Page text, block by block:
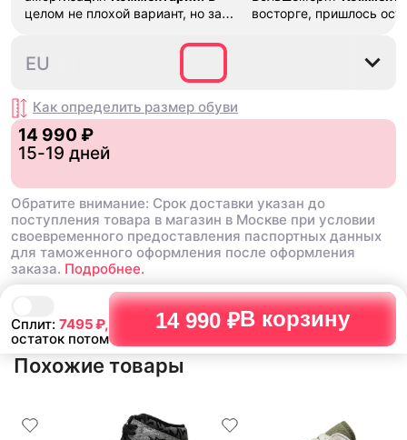
Сплит: 7495₽,
остаток потом
14 990 ₽В корзину
целом не плохой вариант, но за
множество других более хороших
баскетбольных кроссовок
восторге, пришлось
42.5
EU
Как определить размер обуви
14 990 ₽
15-19 дней
Обратите внимание: Срок доставки указан до
поступления товара в магазин в Москве при условии
своевременного предоставления паспортных данных
для таможенного оформления после оформления
заказа. Подробнее.
Похожие товары